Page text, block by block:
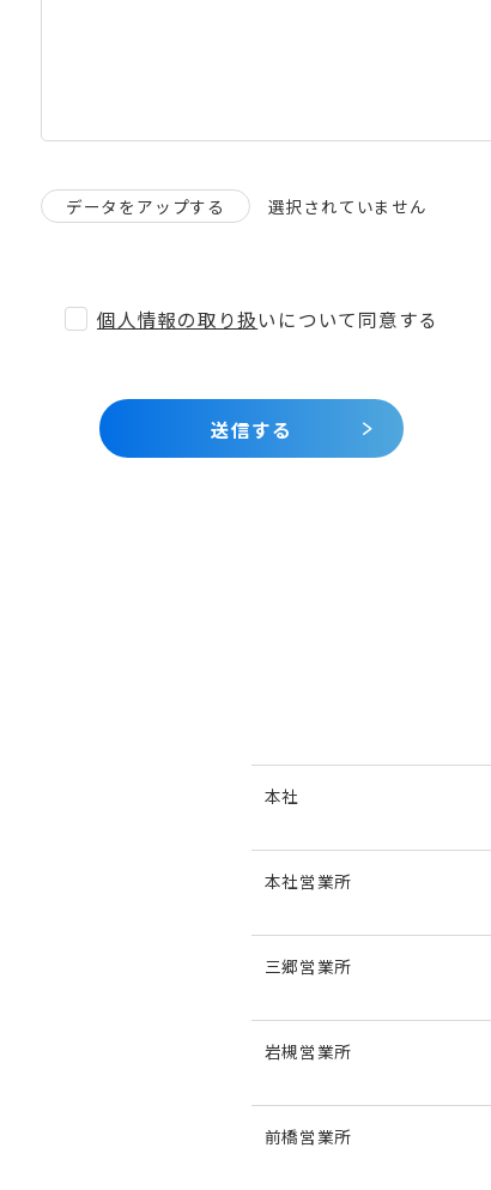
データをアップする 選択されていません
個人情報の取り扱いについて同意する
本社
本社営業所
三郷営業所
岩槻営業所
前橋営業所